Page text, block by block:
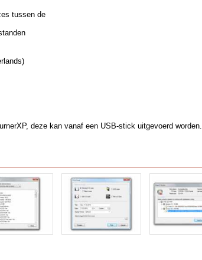
tussen de
deze kan vanaf een USB-stick uitgevoerd worden.